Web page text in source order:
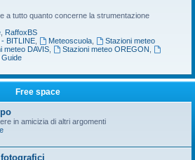
a tutto quanto concerne la strumentazione
RaffoxBS
BITLINE, Meteoscuola,
Stazioni meteo
meteo DAVIS, Stazioni meteo OREGON
Guide
Free space
in amicizia di altri argomenti